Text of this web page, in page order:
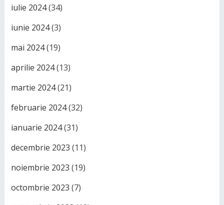
iulie 2024(34)
iunie 2024(3)
mai 2024(19)
aprilie 2024(13)
martie 2024(21)
februarie 2024(32)
ianuarie 2024(31)
decembrie 2023 (11)
noiembrie 2023 (19)
octombrie 2023 (7)